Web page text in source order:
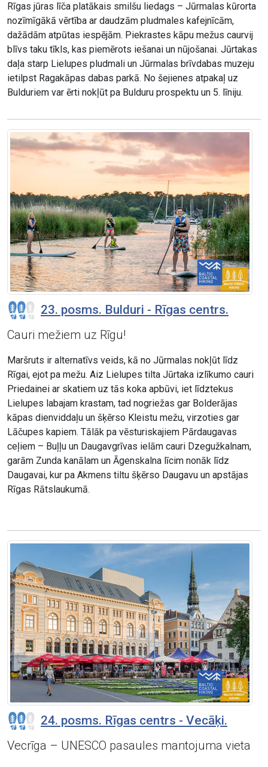
Rīgas jūras līča platākais smilšu liedags – Jūrmalas kūrorta
nozīmīgākā vērtība ar daudzām pludmales kafejnīcām,
dažādām atpūtas iespējām. Piekrastes kāpu mežus caurvij
blīvs taku tīkls, kas piemērots iešanai un nūjošanai. Jūrtakas
daļa starp Lielupes pludmali un Jūrmalas brīvdabas muzeju
ietilpst Ragakāpas dabas parkā. No šejienes atpakaļ uz
Bulduriem var ērti nokļūt pa Bulduru prospektu un 5. līniju.
23. posms. Bulduri - Rīgas centrs.
Cauri mežiem uz Rīgu!
Maršruts ir alternatīvs veids, kā no Jūrmalas nokļūt līdz
Rīgai, ejot pa mežu. Aiz Lielupes tilta Jūrtaka izlīkumo cauri
Priedainei ar skatiem uz tās koka apbūvi, iet līdztekus
Lielupes labajam krastam, tad nogriežas gar Bolderājas
kāpas dienviddaļu un šķērso Kleistu mežu, virzoties gar
Lāčupes kapiem. Tālāk pa vēsturiskajiem Pārdaugavas
ceļiem – Buļļu un Daugavgrīvas ielām cauri Dzegužkalnam,
garām Zunda kanālam un Āgenskalna līcim nonāk līdz
Daugavai, kur pa Akmens tiltu šķērso Daugavu un apstājas
Rīgas Rātslaukumā.
24. posms. Rīgas centrs - Vecāķi.
Vecrīga – UNESCO pasaules mantojuma vieta